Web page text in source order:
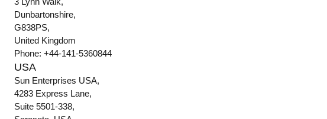
Dunbartonshire,
G838PS,
United Kingdom
Phone: +44-141-5360844
USA
Sun Enterprises USA,
4283 Express Lane,
Suite 5501-338,